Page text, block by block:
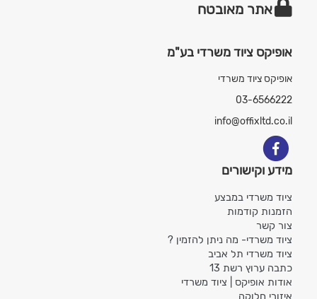
אתר מאובטח
אופיקס ציוד משרדי בע"מ
אופיקס ציוד משרדי
03-6566222
info@offixltd.co.il
מידע וקישורים
ציוד משרדי במבצע
הזמנות קודמות
צור קשר
ציוד משרדי- מה ניתן להזמין ?
ציוד משרדי תל אביב
כתבה ערוץ רשת 13
אודות אופיקס | ציוד משרדי
איזורי חלוקה